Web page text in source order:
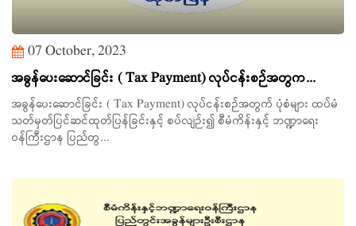
07 October, 2023
အခွန်ပေးဆောင်ခြင်း ( Tax Payment) လုပ်ငန်းစဉ်အတွက...
အခွန်ပေးဆောင်ခြင်း ( Tax Payment) လုပ်ငန်းစဉ်အတွက် ပုံစံများ ထပ်မံ
သတ်မှတ်ပြင်ဆင်ထုတ်ပြန်ခြင်းနှင့် စပ်လျဉ်း၍ စီမံကိန်းနှင့် ဘဏ္ဍာရေး
ဝန်ကြီးဌာန ပြည်တွ...